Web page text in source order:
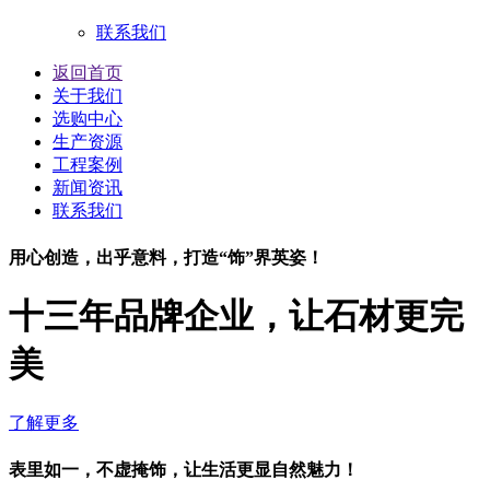
联系我们
返回首页
关于我们
选购中心
生产资源
工程案例
新闻资讯
联系我们
用心创造，出乎意料，打造“饰”界英姿！
十三年品牌企业，让石材更完
美
了解更多
表里如一，不虚掩饰，让生活更显自然魅力！